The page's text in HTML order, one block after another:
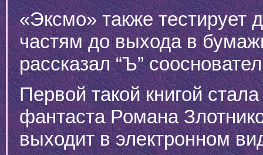
«Эксмо» также тестирует
частям до выхода в
рассказал “Ъ”
Первой такой книгой
фантаста Романа
выходит в электронном